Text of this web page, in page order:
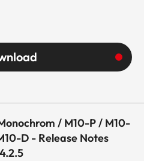
/ M10-P / M10-
D - Release Notes